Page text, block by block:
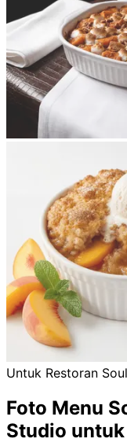
Untuk Restoran
Foto Menu
Studio